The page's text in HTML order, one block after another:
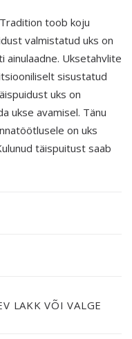
toob koju
valmistatud uks on
ainulaadne. Uksetahvlite
sisustatud
uks on
ukse avamisel. Tänu
on uks
täispuitust saab
LAKK VÕI VALGE